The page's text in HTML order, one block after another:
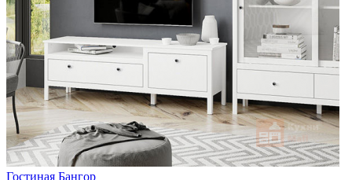
Гостиная Бангор